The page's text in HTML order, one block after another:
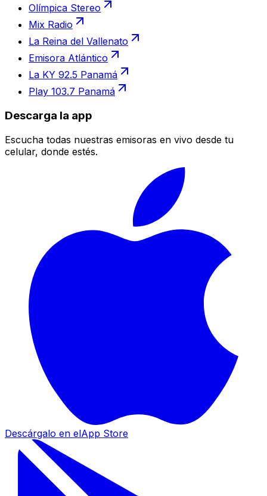
Olímpica Stereo
Mix Radio
La Reina del Vallenato
Emisora Atlántico
La KY 92.5 Panamá
Play 103.7 Panamá
Descarga la app
Escucha todas nuestras emisoras en vivo desde tu
celular, donde estés.
Descárgalo en elApp Store